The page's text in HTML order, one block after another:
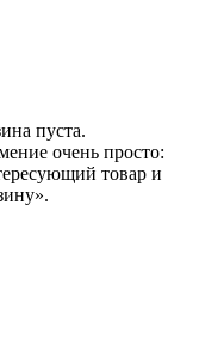
пуста.
очень просто:
товар и